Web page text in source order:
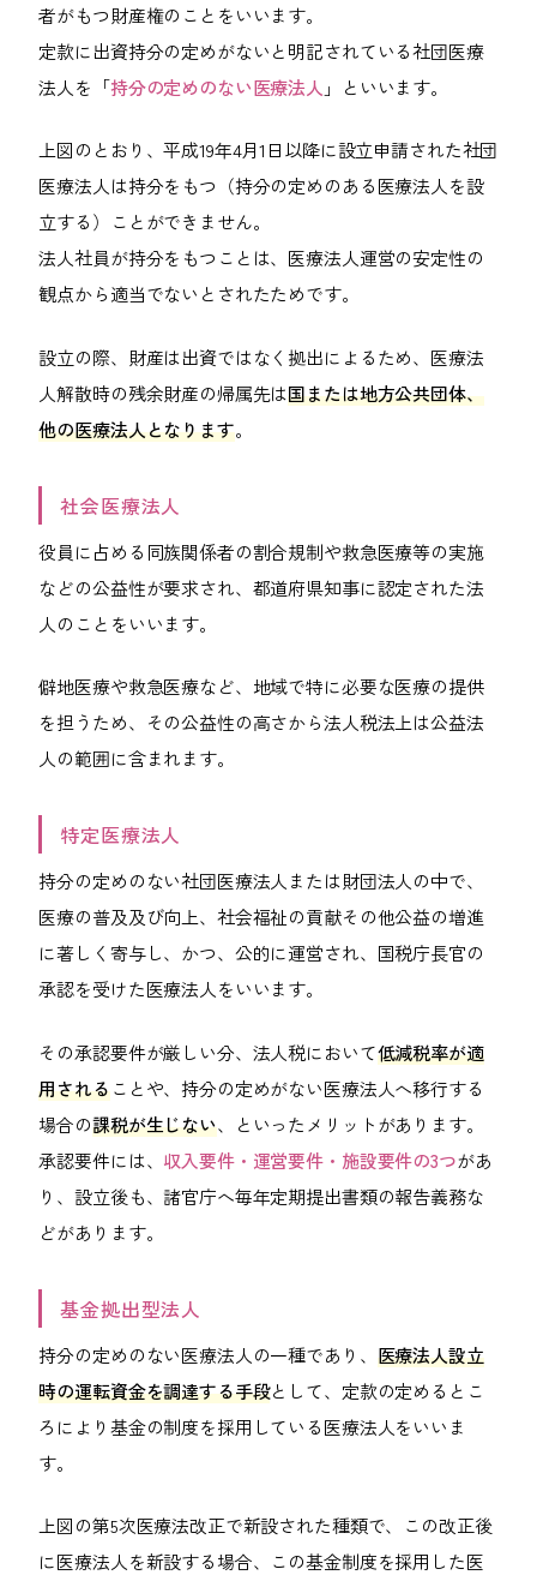
者がもつ財産権のことをいいます。
定款に出資持分の定めがないと明記されている社団医療
法人を「持分の定めのない医療法人 」といいます。
上図のとおり、平成19年4月1日以降に設立申請された社団
医療法人は持分をもつ（持分の定めのある医療法人を設
立する）ことができません。
法人社員が持分をもつことは、医療法人運営の安定性の
観点から適当でないとされたためです。
設立の際、財産は出資ではなく拠出によるため、医療法
人解散時の残余財産の帰属先は国または地方公共団体、
他の医療法人となります。
社会医療法人
役員に占める同族関係者の割合規制や救急医療等の実施
などの公益性が要求され、都道府県知事に認定された法
人のことをいいます。
僻地医療や救急医療など、地域で特に必要な医療の提供
を担うため、その公益性の高さから法人税法上は公益法
人の範囲に含まれます。
特定医療法人
持分の定めのない社団医療法人または財団法人の中で、
医療の普及及び向上、社会福祉の貢献その他公益の増進
に著しく寄与し、かつ、公的に運営され、国税庁長官の
承認を受けた医療法人をいいます。
その承認要件が厳しい分、法人税において低減税率が適
用されることや、持分の定めがない医療法人へ移行する
場合の課税が生じない、といったメリットがあります。
承認要件には、 収入要件・運営要件・施設要件の3つがあ
り、設立後も、諸官庁へ毎年定期提出書類の報告義務な
どがあります。
基金拠出型法人
持分の定めのない医療法人の一種であり、 医療法人設立
時の運転資金を調達する手段として、定款の定めるとこ
ろにより基金の制度を採用している医療法人をいいま
す。
上図の第5次医療法改正で新設された種類で、この改正後
に医療法人を新設する場合、この基金制度を採用した医